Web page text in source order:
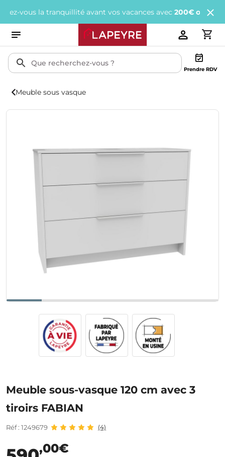
la tranquillité avant vos vacances avec200€ offertstous
Prendre RDV
Meuble sous vasque
Meuble sous-vasque 120 cm avec 3
tiroirs FABIAN
Réf : 1249679 (4)
,00€